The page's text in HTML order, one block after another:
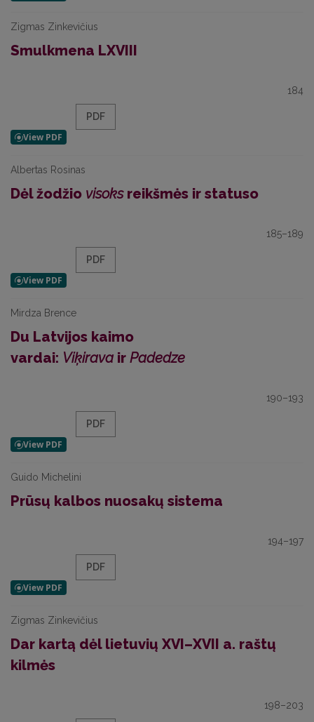
Zigmas Zinkevičius
Smulkmena LXVIII
184
PDF
Albertas Rosinas
Dėl žodžio visoksreikšmės ir statuso
185–189
PDF
Mirdza Brence
Du Latvijos kaimo
vardai: Viķirava ir Padedze
190–193
PDF
Guido Michelini
Prūsų kalbos nuosakų sistema
194–197
PDF
Zigmas Zinkevičius
Dar kartą dėl lietuvių XVI–XVII a. raštų
kilmės
198–203